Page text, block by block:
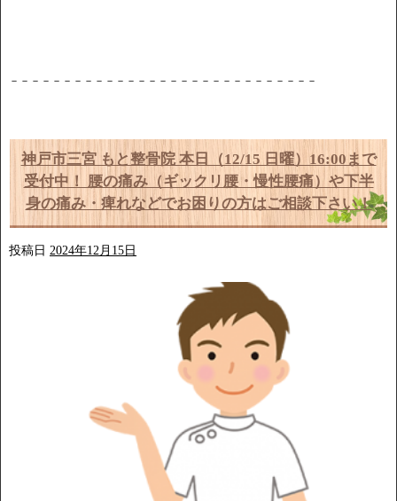
－－－－－－－－－－－－－－－－－－－－－－－－－－－－－
神戸市三宮 もと整骨院 本日（12/15 日曜）16:00まで
受付中！ 腰の痛み（ギックリ腰・慢性腰痛）や下半
身の痛み・痺れなどでお困りの方はご相談下さい！
投稿日 2024年12月15日